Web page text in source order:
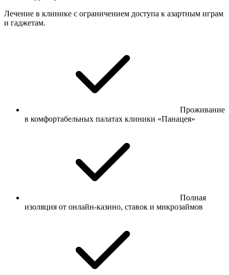
Лечение в клинике с ограничением доступа к азартным играм
и гаджетам.
Проживание
в комфортабельных палатах клиники «Панацея»
Полная
изоляция от онлайн-казино, ставок и микрозаймов